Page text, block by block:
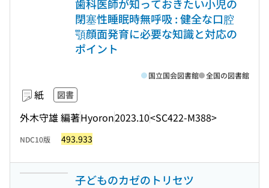
歯科医師が知っておきたい小児の
閉塞性睡眠時無呼吸 : 健全な口腔
顎顔面発育に必要な知識と対応の
ポイント
紙 図書
外木守雄 編著Hyoron2023.10<SC422-M388>
国立国会図書館 全国の図書館
NDC10版 493.933
子どものカゼのトリセツ